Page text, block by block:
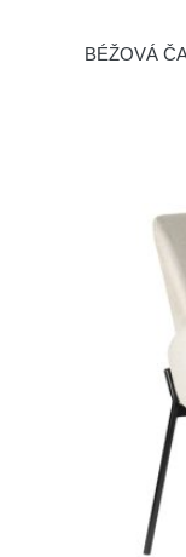
BÉŽOVÁ